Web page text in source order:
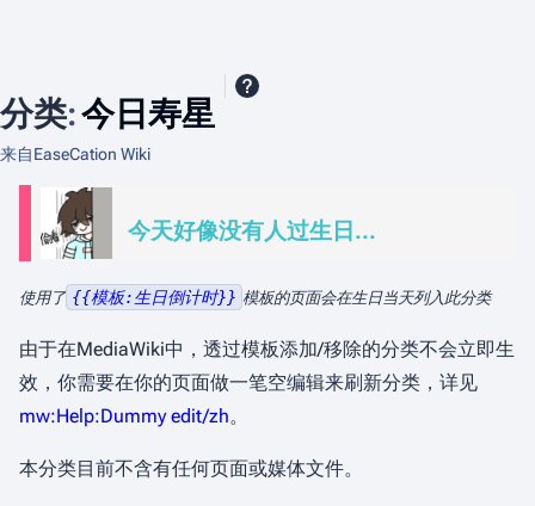
分类:今日寿星
来自EaseCation Wiki
今天好像没有人过生日...
使用了 {{模板:生日倒计时}} 模板的页面会在生日当天列入此分类
由于在MediaWiki中，透过模板添加/移除的分类不会立即生
效，你需要在你的页面做一笔空编辑来刷新分类，详见
mw:Help:Dummy edit/zh。
本分类目前不含有任何页面或媒体文件。